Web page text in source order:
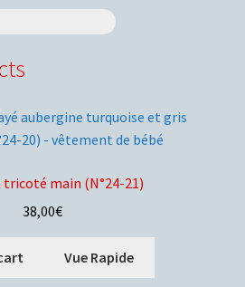
tricoté main (N°24-21)
38,00€
Vue Rapide